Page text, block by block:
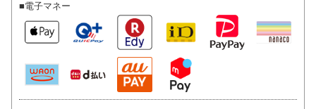
■電子マネー